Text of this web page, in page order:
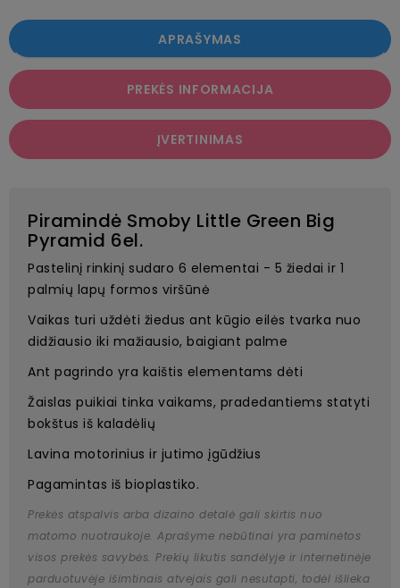
APRAŠYMAS
PREKĖS INFORMACIJA
ĮVERTINIMAS
Piramindė Smoby Little Green Big
Pyramid 6el.
Pastelinį rinkinį sudaro 6 elementai - 5 žiedai ir 1
palmių lapų formos viršūnė
Vaikas turi uždėti žiedus ant kūgio eilės tvarka nuo
didžiausio iki mažiausio, baigiant palme
Ant pagrindo yra kaištis elementams dėti
Žaislas puikiai tinka vaikams, pradedantiems statyti
bokštus iš kaladėlių
Lavina motorinius ir jutimo įgūdžius
Pagamintas iš bioplastiko.
Prekės atspalvis arba dizaino detalė gali skirtis nuo
matomo nuotraukoje. Aprašyme nebūtinai yra paminėtos
visos prekės savybės. Prekių likutis sandėlyje ir internetinėje
parduotuvėje išimtinais atvejais gali nesutapti, todėl išlieka